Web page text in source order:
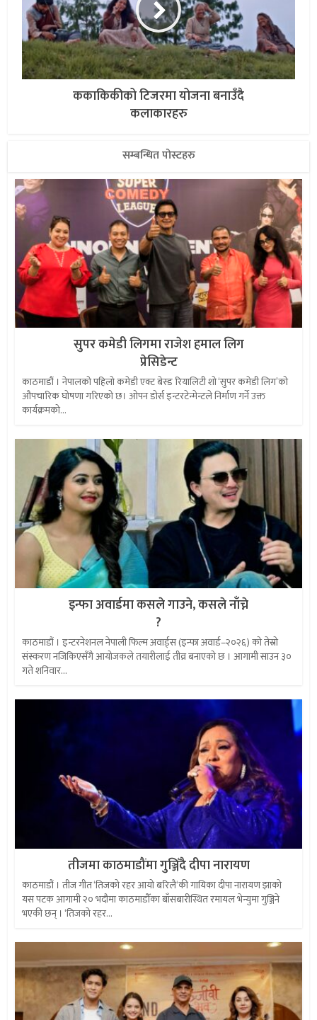
ककाकिकीको टिजरमा योजना बनाउँदै
कलाकारहरु
सम्बन्धित पोस्टहरु
सुपर कमेडी लिगमा राजेश हमाल लिग
प्रेसिडेन्ट
काठमाडौं । नेपालको पहिलो कमेडी एक्ट बेस्ड रियालिटी शो ‘सुपर कमेडी लिग’को
औपचारिक घोषणा गरिएको छ। ओपन डोर्स इन्टरटेन्मेन्टले निर्माण गर्ने उक्त
कार्यक्रमको...
इन्फा अवार्डमा कसले गाउने, कसले नाँच्ने
?
काठमाडौं । इन्टरनेशनल नेपाली फिल्म अवार्ड्स (इन्फा अवार्ड–२०२६) को तेस्रो
संस्करण नजिकिएसँगै आयोजकले तयारीलाई तीव्र बनाएको छ । आगामी साउन ३०
गते शनिवार...
तीजमा काठमाडौंमा गुञ्जिँदै दीपा नारायण
काठमाडौं । तीज गीत ‘तिजको रहर आयो बरिलै‘की गायिका दीपा नारायण झाको
यस पटक आगामी २० भदौमा काठमाडौँका बाँसबारीस्थित रमायल भेन्युमा गुञ्जिने
भएकी छन् । ‘तिजको रहर...